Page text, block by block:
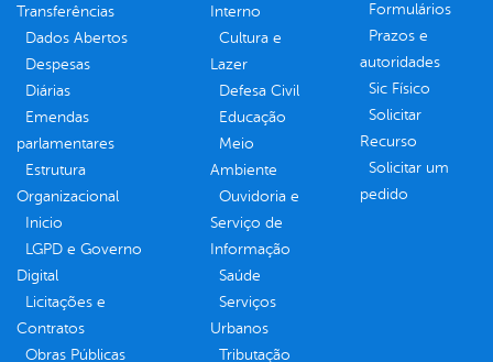
Transferências
Dados Abertos
Despesas
Diárias
Emendas
parlamentares
Estrutura
Organizacional
Inicio
LGPD e Governo
Digital
Licitações e
Contratos
Obras Públicas
Interno
Cultura e
Lazer
Defesa Civil
Educação
Meio
Ambiente
Ouvidoria e
Serviço de
Informação
Saúde
Serviços
Urbanos
Tributação
Formulários
Prazos e
autoridades
Sic Físico
Solicitar
Recurso
Solicitar um
pedido